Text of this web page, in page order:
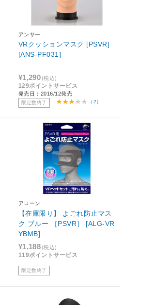
アンサー
VRクッションマスク [PSVR]
[ANS-PF031]
¥1,290(税込)
129ポイントサービス
発売日：2016/12発売
限定数終了 （2）
アローン
【在庫限り】 よごれ防止マス
ク ブルー ［PSVR］ [ALG-VR
YBMB]
¥1,188(税込)
119ポイントサービス
限定数終了